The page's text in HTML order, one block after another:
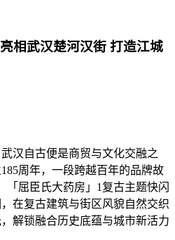
相武汉楚河汉街 打造江城
汉自古便是商贸与文化交融之
周年，一段跨越百年的品牌故
「屈臣氏大药房」1复古主题快闪
在复古建筑与街区风貌自然交织
解锁融合历史底蕴与城市新活力